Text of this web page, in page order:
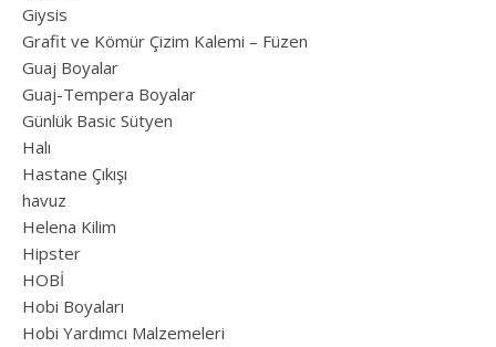
Giysis
Grafit ve Kömür Çizim Kalemi – Füzen
Guaj Boyalar
Guaj-Tempera Boyalar
Günlük Basic Sütyen
Halı
Hastane Çıkışı
havuz
Helena Kilim
Hipster
HOBİ
Hobi Boyaları
Hobi Yardımcı Malzemeleri